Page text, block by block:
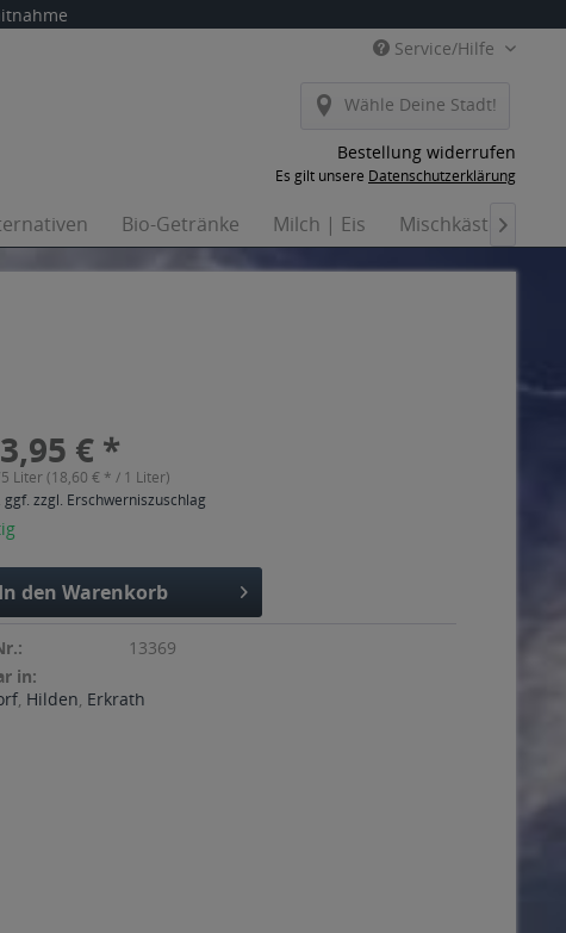
Service/Hilfe
Wähle Deine Stadt!
Bestellung widerrufen
Es gilt unsere Datenschutzerklärung
Bio-Getränke Milch | Eis Mischkästen

€ *
Liter (18,60 € * / 1 Liter)
ggf. zzgl. Erschwerniszuschlag
In den Warenkorb
13369
in:
, Hilden, Erkrath